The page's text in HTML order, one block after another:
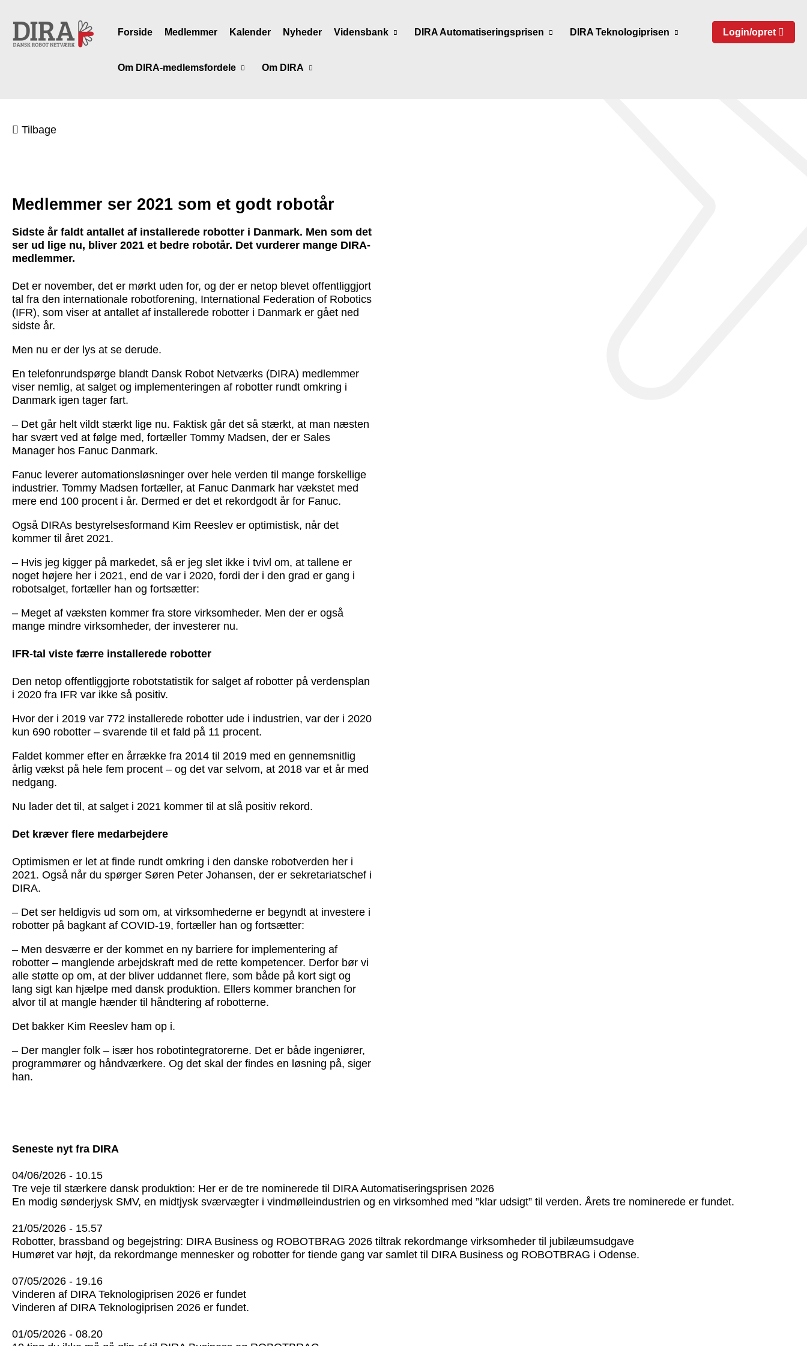
Forside Medlemmer Kalender Nyheder Vidensbank DIRA Automatiseringsprisen DIRA Teknologiprisen
Om DIRA-medlemsfordele Om DIRA
Login/opret
Tilbage
Medlemmer ser 2021 som et godt robotår
Sidste år faldt antallet af installerede robotter i Danmark. Men som det
ser ud lige nu, bliver 2021 et bedre robotår. Det vurderer mange DIRA-
medlemmer.
Det er november, det er mørkt uden for, og der er netop blevet offentliggjort
tal fra den internationale robotforening, International Federation of Robotics
(IFR), som viser at antallet af installerede robotter i Danmark er gået ned
sidste år.
Men nu er der lys at se derude.
En telefonrundspørge blandt Dansk Robot Netværks (DIRA) medlemmer
viser nemlig, at salget og implementeringen af robotter rundt omkring i
Danmark igen tager fart.
– Det går helt vildt stærkt lige nu. Faktisk går det så stærkt, at man næsten
har svært ved at følge med, fortæller Tommy Madsen, der er Sales
Manager hos Fanuc Danmark.
Fanuc leverer automationsløsninger over hele verden til mange forskellige
industrier. Tommy Madsen fortæller, at Fanuc Danmark har vækstet med
mere end 100 procent i år. Dermed er det et rekordgodt år for Fanuc.
Også DIRAs bestyrelsesformand Kim Reeslev er optimistisk, når det
kommer til året 2021.
– Hvis jeg kigger på markedet, så er jeg slet ikke i tvivl om, at tallene er
noget højere her i 2021, end de var i 2020, fordi der i den grad er gang i
robotsalget, fortæller han og fortsætter:
– Meget af væksten kommer fra store virksomheder. Men der er også
mange mindre virksomheder, der investerer nu.
IFR-tal viste færre installerede robotter
Den netop offentliggjorte robotstatistik for salget af robotter på verdensplan
i 2020 fra IFR var ikke så positiv.
Hvor der i 2019 var 772 installerede robotter ude i industrien, var der i 2020
kun 690 robotter – svarende til et fald på 11 procent.
Faldet kommer efter en årrække fra 2014 til 2019 med en gennemsnitlig
årlig vækst på hele fem procent – og det var selvom, at 2018 var et år med
nedgang.
Nu lader det til, at salget i 2021 kommer til at slå positiv rekord.
Det kræver flere medarbejdere
Optimismen er let at finde rundt omkring i den danske robotverden her i
2021. Også når du spørger Søren Peter Johansen, der er sekretariatschef i
DIRA.
– Det ser heldigvis ud som om, at virksomhederne er begyndt at investere i
robotter på bagkant af COVID-19, fortæller han og fortsætter:
– Men desværre er der kommet en ny barriere for implementering af
robotter – manglende arbejdskraft med de rette kompetencer. Derfor bør vi
alle støtte op om, at der bliver uddannet flere, som både på kort sigt og
lang sigt kan hjælpe med dansk produktion. Ellers kommer branchen for
alvor til at mangle hænder til håndtering af robotterne.
Det bakker Kim Reeslev ham op i.
– Der mangler folk – især hos robotintegratorerne. Det er både ingeniører,
programmører og håndværkere. Og det skal der findes en løsning på, siger
han.
Seneste nyt fra DIRA
04/06/2026 - 10.15
Tre veje til stærkere dansk produktion: Her er de tre nominerede til DIRA Automatiseringsprisen 2026
En modig sønderjysk SMV, en midtjysk sværvægter i vindmølleindustrien og en virksomhed med ”klar udsigt” til verden. Årets tre nominerede er fundet.
21/05/2026 - 15.57
Robotter, brassband og begejstring: DIRA Business og ROBOTBRAG 2026 tiltrak rekordmange virksomheder til jubilæumsudgave
Humøret var højt, da rekordmange mennesker og robotter for tiende gang var samlet til DIRA Business og ROBOTBRAG i Odense.
07/05/2026 - 19.16
Vinderen af DIRA Teknologiprisen 2026 er fundet
Vinderen af DIRA Teknologiprisen 2026 er fundet.
01/05/2026 - 08.20